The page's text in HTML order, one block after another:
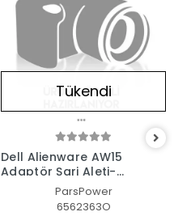
Tükendi
Dell Alienware AW15
Adaptör Şarj Aleti-
Cihazı (Pars Power)
ParsPower
6562363O